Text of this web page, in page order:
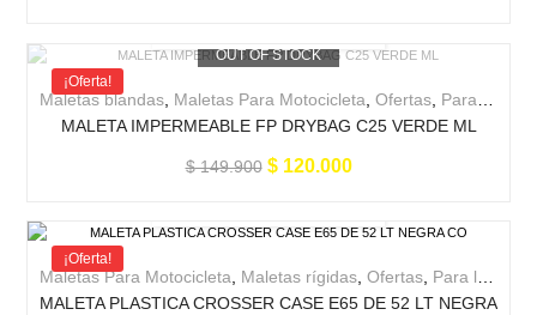
¡Oferta!
OUT OF STOCK
Maletas blandas Maletas Para Motocicleta Ofertas Para la moto
MALETA IMPERMEABLE FP DRYBAG C25 VERDE ML
$149.900 $120.000
¡Oferta!
Maletas Para Motocicleta, Maletas rígidas, Ofertas, Para la moto
MALETA PLASTICA CROSSER CASE E65 DE 52 LT NEGRA